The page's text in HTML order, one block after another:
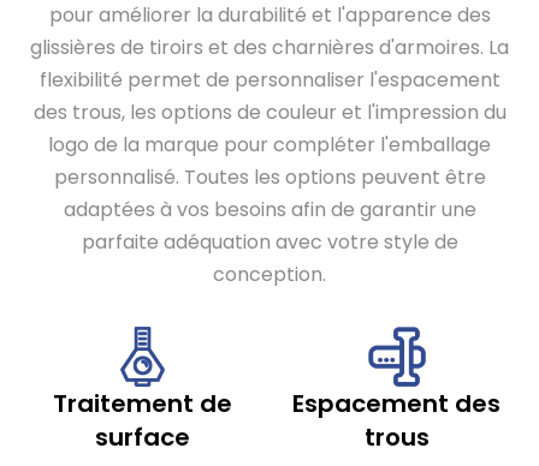
pour améliorer la durabilité et l'apparence des
glissières de tiroirs et des charnières d'armoires. La
flexibilité permet de personnaliser l'espacement
des trous, les options de couleur et l'impression du
logo de la marque pour compléter l'emballage
personnalisé. Toutes les options peuvent être
adaptées à vos besoins afin de garantir une
parfaite adéquation avec votre style de
conception.
Traitement de
surface
Espacement des
trous